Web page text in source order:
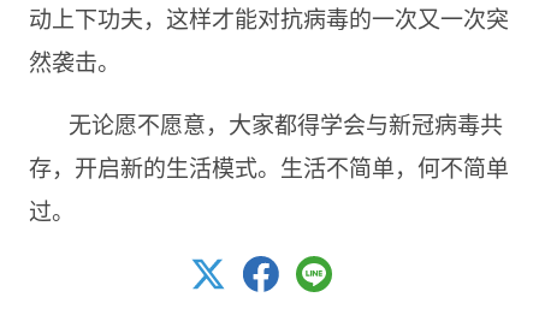
动上下功夫，这样才能对抗病毒的一次又一次突
然袭击。
无论愿不愿意，大家都得学会与新冠病毒共
存，开启新的生活模式。生活不简单，何不简单
过。